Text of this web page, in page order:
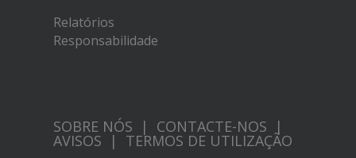
Relatórios
Responsabilidade
SOBRE NÓS | CONTACTE-NOS |
AVISOS | TERMOS DE UTILIZAÇÃO